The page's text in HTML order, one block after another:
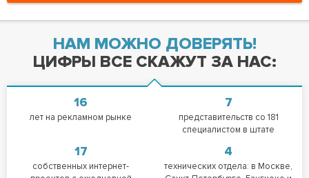
НАМ МОЖНО ДОВЕРЯТЬ!
ЦИФРЫ ВСЕ СКАЖУТ ЗА НАС:
16
лет на рекламном рынке
7
представительств со 181
специалистом в штате
17
собственных интернет-
4
технических отдела: в Москве,